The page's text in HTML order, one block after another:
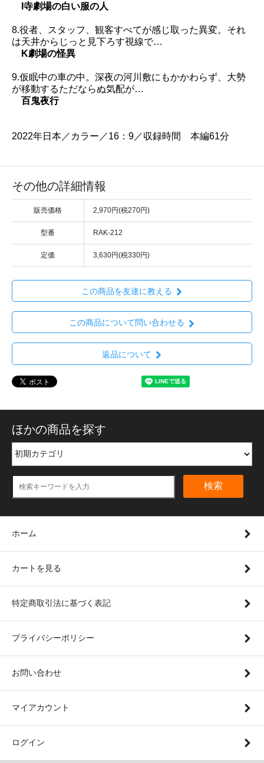
I寺劇場の白い服の人
8.役者、スタッフ、観客すべてが感じ取った異変。それ
は天井からじっと見下ろす視線で…
K劇場の怪異
9.仮眠中の車の中。深夜の河川敷にもかかわらず、大勢
が移動するただならぬ気配が…
百鬼夜行
2022年日本／カラー／16：9／収録時間 本編61分
その他の詳細情報
販売価格 2,970円(税270円)
型番 RAK-212
定価 3,630円(税330円)
この商品を友達に教える
この商品について問い合わせる
返品について
ほかの商品を探す
検索
ホーム
カートを見る
特定商取引法に基づく表記
プライバシーポリシー
お問い合わせ
マイアカウント
ログイン